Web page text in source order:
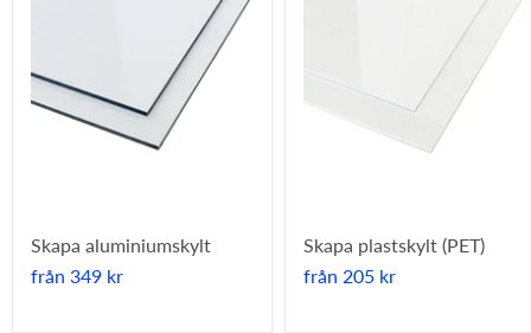
Skapa aluminiumskylt
från 349 kr
Skapa plastskylt (PET)
från 205 kr